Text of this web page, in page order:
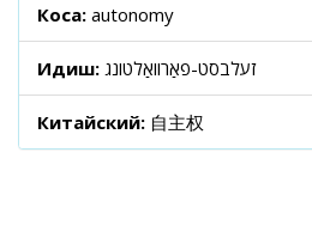
Коса: autonomy
Идиш: זעלבסט-פאַרוואַלטונג
Китайский: 自主权